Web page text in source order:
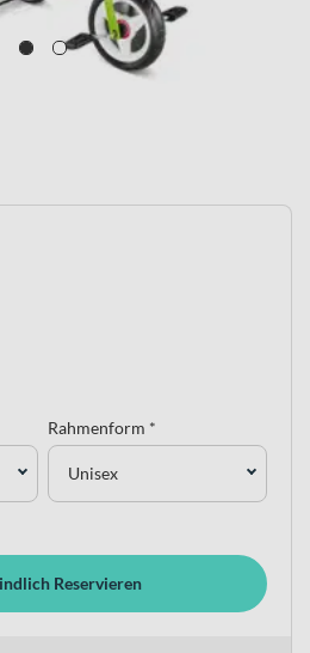
Rahmenform *
Unisex
Reservieren